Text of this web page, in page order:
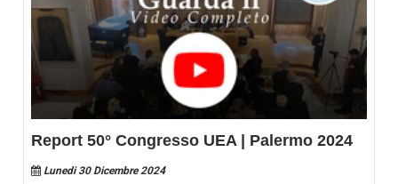
Report 50° Congresso UEA | Palermo 2024
Lunedi 30 Dicembre 2024